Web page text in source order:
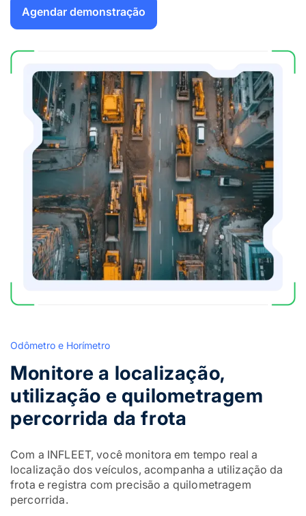
Agendar demonstração
Odômetro e Horímetro
Monitore a localização,
utilização e quilometragem
percorrida da frota
Com a INFLEET, você monitora em tempo real a
localização dos veículos, acompanha a utilização da
frota e registra com precisão a quilometragem
percorrida.